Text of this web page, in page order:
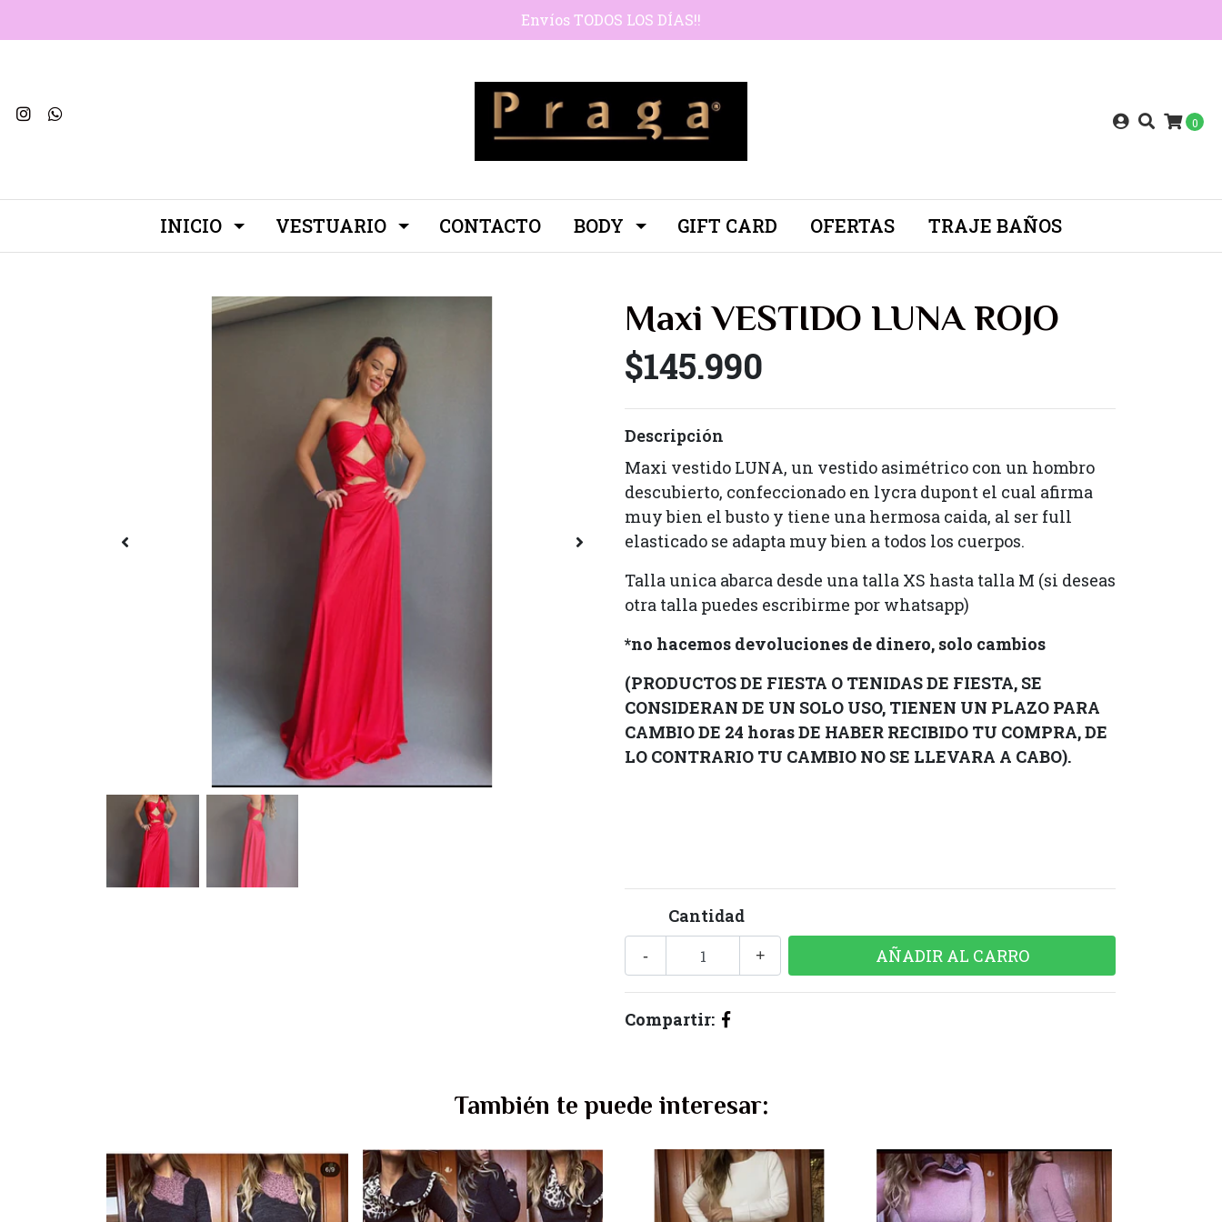
Envíos TODOS LOS DÍAS!!
0
INICIO VESTUARIO CONTACTO BODY GIFT CARD OFERTAS TRAJE BAÑOS
Maxi VESTIDO LUNA ROJO
$145.990
Descripción
Maxi vestido LUNA, un vestido asimétrico con un hombro
descubierto, confeccionado en lycra dupont el cual afirma
muy bien el busto y tiene una hermosa caida, al ser full
elasticado se adapta muy bien a todos los cuerpos.
Talla unica abarca desde una talla XS hasta talla M (si deseas
otra talla puedes escribirme por whatsapp)
*no hacemos devoluciones de dinero, solo cambios
(PRODUCTOS DE FIESTA O TENIDAS DE FIESTA, SE
CONSIDERAN DE UN SOLO USO, TIENEN UN PLAZO PARA
CAMBIO DE 24 horas DE HABER RECIBIDO TU COMPRA, DE
LO CONTRARIO TU CAMBIO NO SE LLEVARA A CABO).
Cantidad
+
-
Compartir:
También te puede interesar: